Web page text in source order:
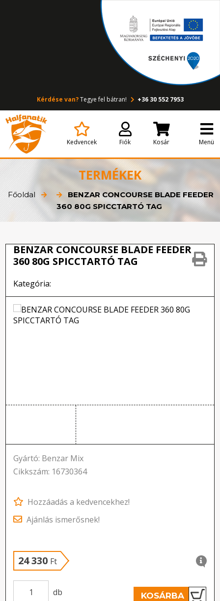
Kérdése van?Tegye fel bátran! +36 30 552 7953
Kedvencek Fiók Kosár Menü
TERMÉKEK
Főoldal
BENZAR CONCOURSE BLADE FEEDER
360 80G SPICCTARTÓ TAG
BENZAR CONCOURSE BLADE FEEDER
360 80G SPICCTARTÓ TAG
Kategória:
Gyártó: Benzar Mix
Cikkszám: 16730364
Hozzáadás a kedvencekhez!
Ajánlás ismerősnek!
24 330 Ft
db KOSÁRBA